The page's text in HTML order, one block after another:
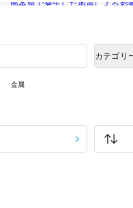
熊本県で発生した地震による影
カテゴリ
金属